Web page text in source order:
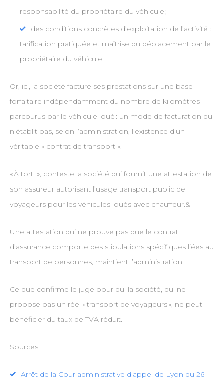
responsabilité du propriétaire du véhicule ;
des conditions concrètes d’exploitation de l’activité :
tarification pratiquée et maîtrise du déplacement par le
propriétaire du véhicule.
Or, ici, la société facture ses prestations sur une base
forfaitaire indépendamment du nombre de kilomètres
parcourus par le véhicule loué : un mode de facturation qui
n’établit pas, selon l’administration, l’existence d’un
véritable « contrat de transport ».
« À tort ! », conteste la société qui fournit une attestation de
son assureur autorisant l’usage transport public de
voyageurs pour les véhicules loués avec chauffeur.&
Une attestation qui ne prouve pas que le contrat
d’assurance comporte des stipulations spécifiques liées au
transport de personnes, maintient l’administration.
Ce que confirme le juge pour qui la société, qui ne
propose pas un réel « transport de voyageurs », ne peut
bénéficier du taux de TVA réduit.
Sources :
Arrêt de la Cour administrative d’appel de Lyon du 26